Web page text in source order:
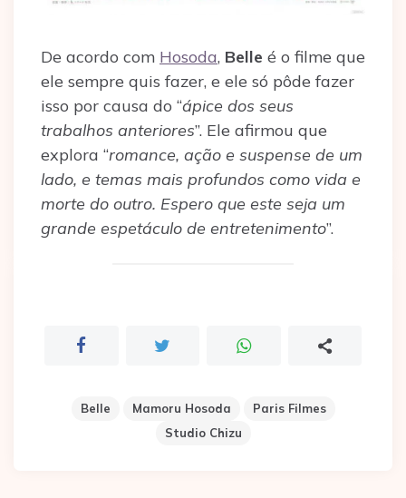
De acordo com Hosoda, Belle é o filme que
ele sempre quis fazer, e ele só pôde fazer
isso por causa do “ápice dos seus
trabalhos anteriores”. Ele afirmou que
explora “romance, ação e suspense de um
lado, e temas mais profundos como vida e
morte do outro. Espero que este seja um
grande espetáculo de entretenimento”.
Belle Mamoru Hosoda
Paris Filmes
Studio Chizu